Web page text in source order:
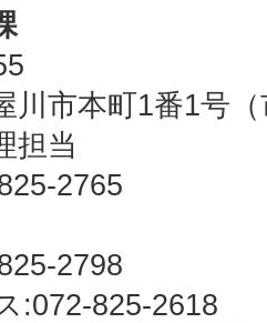
川市本町1番1号
担当
2765
2798
:072-825-2618